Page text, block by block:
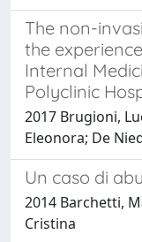
The non-
the
Internal
Polyclinic
2017 Brugioni,
Eleonora; De
Un caso di
2014 Barchetti,
Cristina